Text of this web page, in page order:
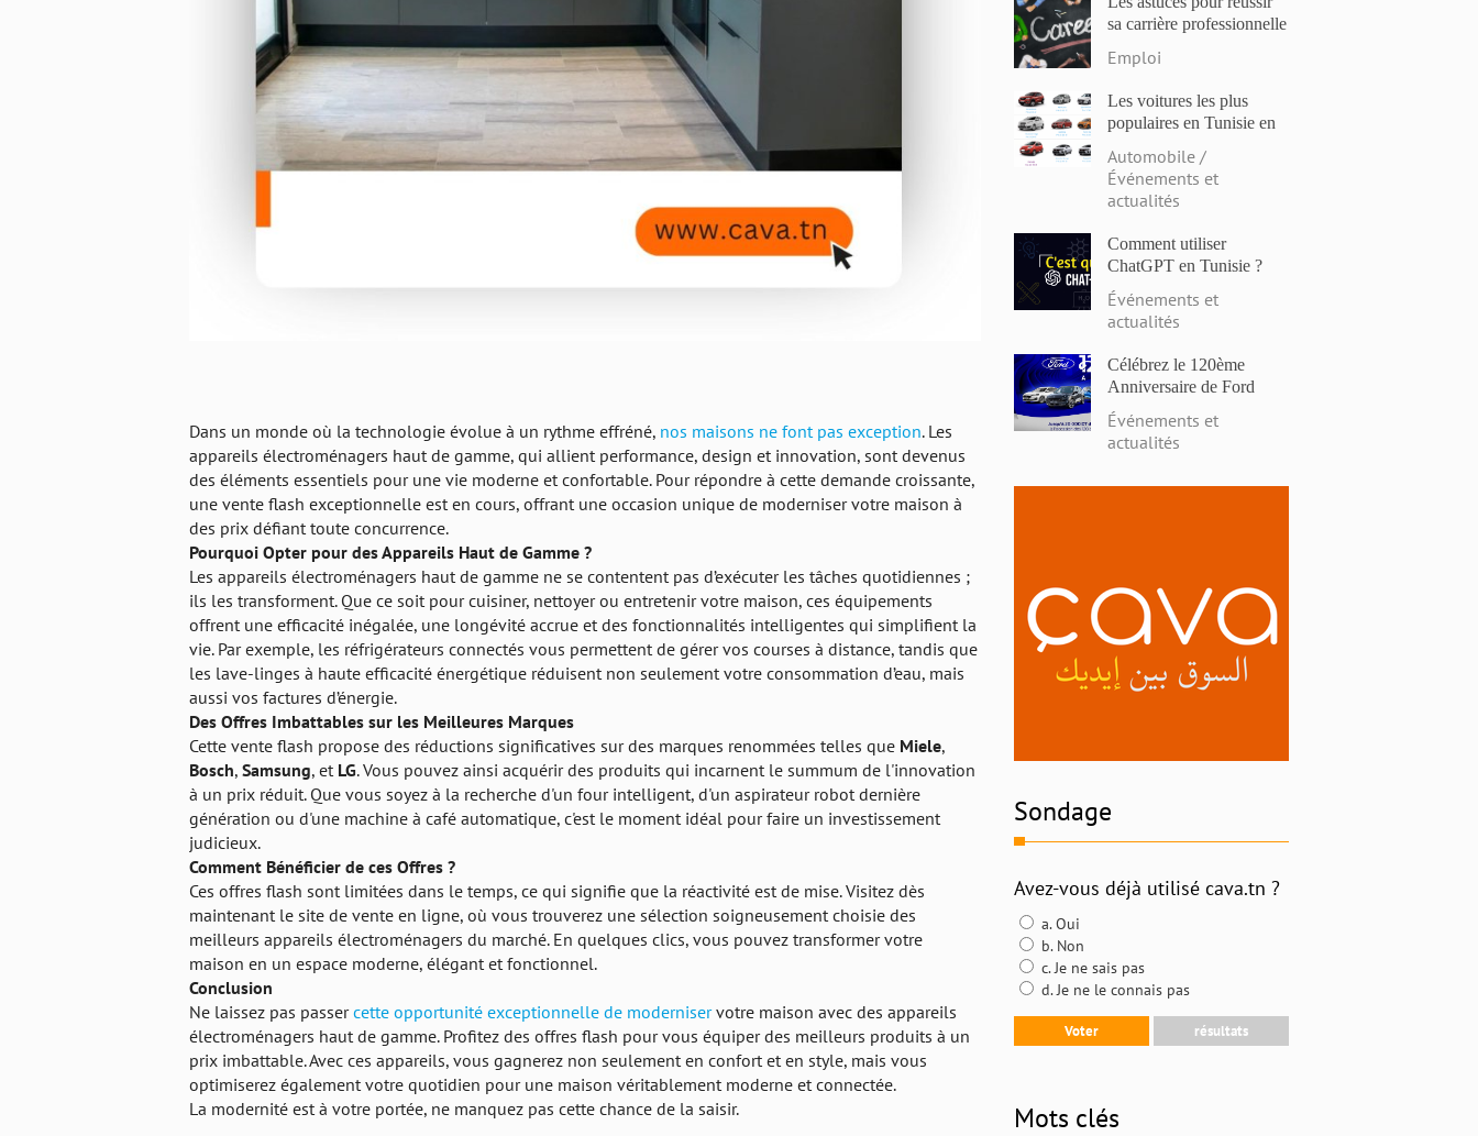
Dans un monde où la technologie évolue à un rythme effréné, nos maisons ne font pas exception. Les
appareils électroménagers haut de gamme, qui allient performance, design et innovation, sont devenus
des éléments essentiels pour une vie moderne et confortable. Pour répondre à cette demande croissante,
une vente flash exceptionnelle est en cours, offrant une occasion unique de moderniser votre maison à
des prix défiant toute concurrence.
Pourquoi Opter pour des Appareils Haut de Gamme ?
Les appareils électroménagers haut de gamme ne se contentent pas d’exécuter les tâches quotidiennes ;
ils les transforment. Que ce soit pour cuisiner, nettoyer ou entretenir votre maison, ces équipements
offrent une efficacité inégalée, une longévité accrue et des fonctionnalités intelligentes qui simplifient la
vie. Par exemple, les réfrigérateurs connectés vous permettent de gérer vos courses à distance, tandis que
les lave-linges à haute efficacité énergétique réduisent non seulement votre consommation d’eau, mais
aussi vos factures d’énergie.
Des Offres Imbattables sur les Meilleures Marques
Cette vente flash propose des réductions significatives sur des marques renommées telles que Miele,
Bosch, Samsung, et LG. Vous pouvez ainsi acquérir des produits qui incarnent le summum de l'innovation
à un prix réduit. Que vous soyez à la recherche d'un four intelligent, d'un aspirateur robot dernière
génération ou d'une machine à café automatique, c'est le moment idéal pour faire un investissement
judicieux.
Comment Bénéficier de ces Offres ?
Ces offres flash sont limitées dans le temps, ce qui signifie que la réactivité est de mise. Visitez dès
maintenant le site de vente en ligne, où vous trouverez une sélection soigneusement choisie des
meilleurs appareils électroménagers du marché. En quelques clics, vous pouvez transformer votre
maison en un espace moderne, élégant et fonctionnel.
Conclusion
Ne laissez pas passercette opportunité exceptionnelle de moderniservotre maison avec des appareils
électroménagers haut de gamme. Profitez des offres flash pour vous équiper des meilleurs produits à un
prix imbattable. Avec ces appareils, vous gagnerez non seulement en confort et en style, mais vous
optimiserez également votre quotidien pour une maison véritablement moderne et connectée.
La modernité est à votre portée, ne manquez pas cette chance de la saisir.
sa carrière professionnelle
Emploi
Les voitures les plus
populaires en Tunisie en
prix et des caractéristiques
Automobile /
Événements et
actualités
Comment utiliser
ChatGPT en Tunisie ?
Événements et
actualités
Célébrez le 120ème
Anniversaire de Ford
avec Alpha Ford en
Tunisie : Profitez de
Remises Exceptionnelles
Événements et
actualités
Sondage
Avez-vous déjà utilisé cava.tn ?
a. Oui
b. Non
c. Je ne sais pas
d. Je ne le connais pas
Mots clés